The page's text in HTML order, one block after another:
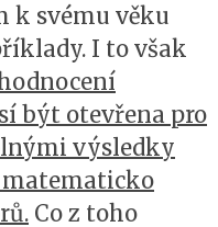
k svému věku
I to však
být otevřena pro
výsledky
matematicko
Co z toho